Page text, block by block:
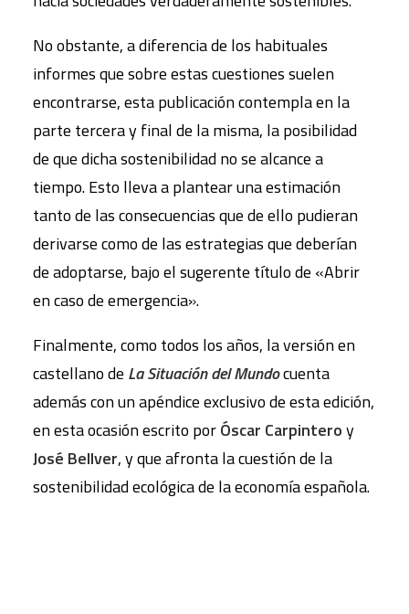
No obstante, a diferencia de los habituales
informes que sobre estas cuestiones suelen
encontrarse, esta publicación contempla en la
parte tercera y final de la misma, la posibilidad
de que dicha sostenibilidad no se alcance a
tiempo. Esto lleva a plantear una estimación
tanto de las consecuencias que de ello pudieran
derivarse como de las estrategias que deberían
de adoptarse, bajo el sugerente título de «Abrir
en caso de emergencia».
Finalmente, como todos los años, la versión en
castellano de La Situación del Mundocuenta
además con un apéndice exclusivo de esta edición,
en esta ocasión escrito porÓscar Carpinteroy
José Bellver, y que afronta la cuestión de la
sostenibilidad ecológica de la economía española.